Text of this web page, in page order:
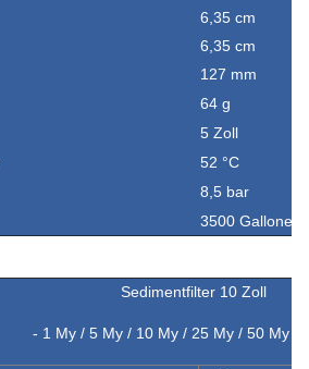
6,35 cm
6,35 cm
127 mm
64 g
5 Zoll
52 °C
8,5 bar
3500 Gallonen
Sedimentfilter 10 Zoll
- 1 My / 5 My / 10 My / 25 My / 50 My /